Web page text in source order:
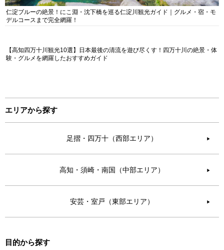
仁淀ブルーの絶景！にこ淵・沈下橋を巡る仁淀川観光ガイド｜グルメ・宿・モ
デルコースまで完全網羅！
【高知四万十川観光10選】日本最後の清流を遊び尽くす！四万十川の絶景・体
験・グルメを網羅したおすすめガイド
エリアから探す
足摺・四万十（西部エリア） ▶︎
高知・須崎・南国（中部エリア） ▶︎
安芸・室戸（東部エリア） ▶︎
目的から探す